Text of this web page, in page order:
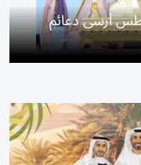
أرسى دعائم